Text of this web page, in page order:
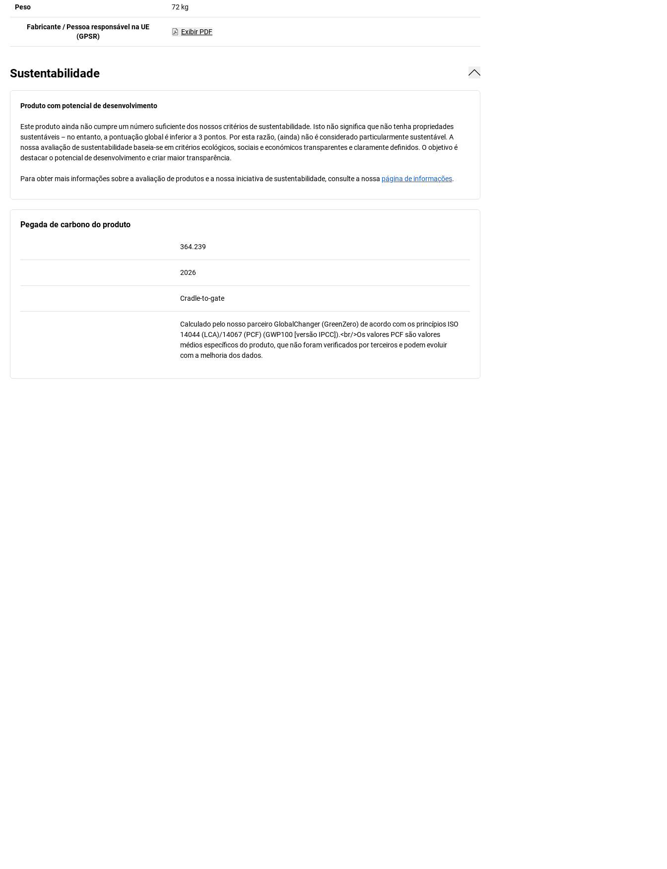
Peso 72 kg
Fabricante / Pessoa responsável na UE
(GPSR)
Exibir PDF
Sustentabilidade
Produto com potencial de desenvolvimento
Este produto ainda não cumpre um número suficiente dos nossos critérios de sustentabilidade. Isto não significa que não tenha propriedades
sustentáveis – no entanto, a pontuação global é inferior a 3 pontos. Por esta razão, (ainda) não é considerado particularmente sustentável. A
nossa avaliação de sustentabilidade baseia-se em critérios ecológicos, sociais e económicos transparentes e claramente definidos. O objetivo é
destacar o potencial de desenvolvimento e criar maior transparência.
Para obter mais informações sobre a avaliação de produtos e a nossa iniciativa de sustentabilidade, consulte a nossa página de informações.
Pegada de carbono do produto
364.239
2026
Cradle-to-gate
Calculado pelo nosso parceiro GlobalChanger (GreenZero) de acordo com os princípios ISO
14044 (LCA)/14067 (PCF) (GWP100 [versão IPCC]).<br/>Os valores PCF são valores
médios específicos do produto, que não foram verificados por terceiros e podem evoluir
com a melhoria dos dados.